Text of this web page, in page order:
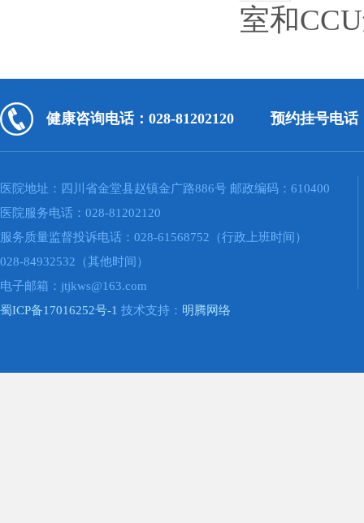
室和
健康咨询电话：028-81202120 预约挂号电话
医院地址：四川省金堂县赵镇金广路886号 邮政编码：610400
医院服务电话：028-81202120
服务质量监督投诉电话：028-61568752（行政上班时间）
028-84932532（其他时间）
电子邮箱：jtjkws@163.com
蜀ICP备17016252号-1 技术支持： 明腾网络